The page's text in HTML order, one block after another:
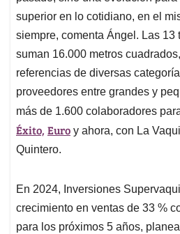
superior en lo cotidiano, en el
siempre, comenta Ángel. Las 13
suman 16.000 metros
referencias de diversas
proveedores entre grandes y
más de 1.600 colaboradores
Éxito, Euro y ahora, con La
Quintero.
En 2024, Inversiones
crecimiento en ventas de 33 %
para los próximos 5 años,